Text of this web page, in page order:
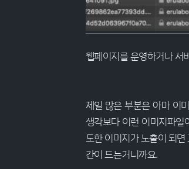
웹페이지를 운영하거나 서
제일 많은 부분은 아마 이
생각보다 이런 이미지파
도한 이미지가 노출이 되
간이 드는거니까요.